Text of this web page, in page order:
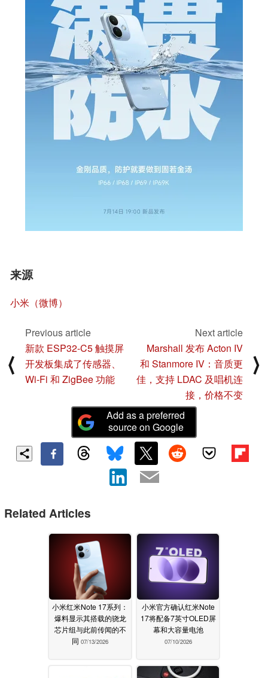
来源
小米（微博）
⟨
Previous article
新款 ESP32-C5 触摸屏
开发板集成了传感器、
Wi-Fi 和 ZigBee 功能
Next article
Marshall 发布 Acton IV
和 Stanmore IV：音质更
佳，支持 LDAC 及唱机连
接，价格不变
⟩
Add as a preferred
source on Google
Related Articles
小米红米Note 17系列：
爆料显示其搭载的骁龙
芯片组与此前传闻的不
同 07/13/2026
小米官方确认红米Note
17将配备7英寸OLED屏
幕和大容量电池
07/10/2026